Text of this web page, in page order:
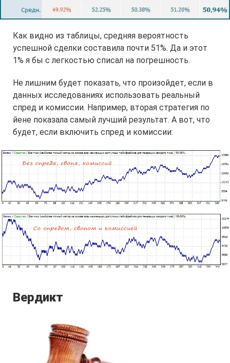
Как видно из таблицы, средняя вероятность
успешной сделки составила почти 51%. Да и этот
1% я бы с легкостью списал на погрешность.
Не лишним будет показать, что произойдет, если в
данных исследованиях использовать реальный
спред и комиссии. Например, вторая стратегия по
йене показала самый лучший результат. А вот, что
будет, если включить спред и комиссии:
Вердикт